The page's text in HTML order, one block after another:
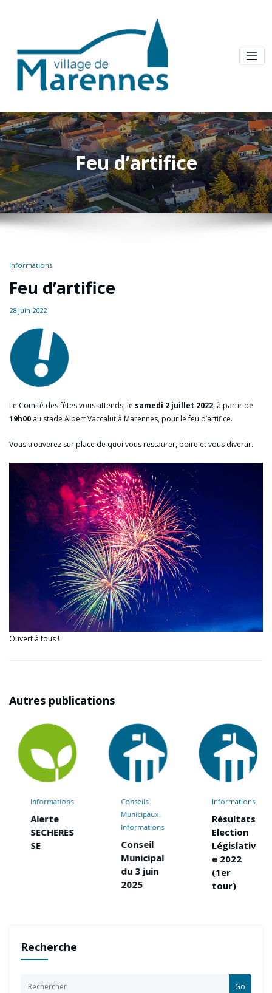
Feu d’artifice
Informations
Feu d’artifice
28 juin 2022
Le Comité des fêtes vous attends, le samedi 2 juillet 2022, à partir de
19h00 au stade Albert Vaccalut à Marennes, pour le feu d’artifice.
Vous trouverez sur place de quoi vous restaurer, boire et vous divertir.
Ouvert à tous !
Autres publications
Informations
Alerte
SECHERES
SE
Conseils
Municipaux
Informations
Conseil
Municipal
du 3 juin
2025
Informations
Résultats
Election
Législativ
e 2022
(1er
tour)
Recherche
Go